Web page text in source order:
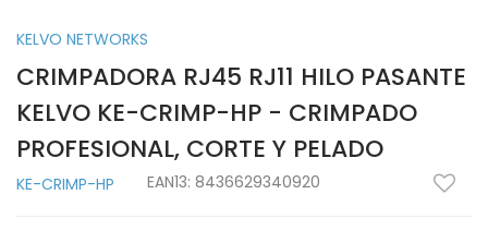
KELVO NETWORKS
CRIMPADORA RJ45 RJ11 HILO PASANTE
KELVO KE-CRIMP-HP - CRIMPADO
PROFESIONAL, CORTE Y PELADO
KE-CRIMP-HP EAN13: 8436629340920